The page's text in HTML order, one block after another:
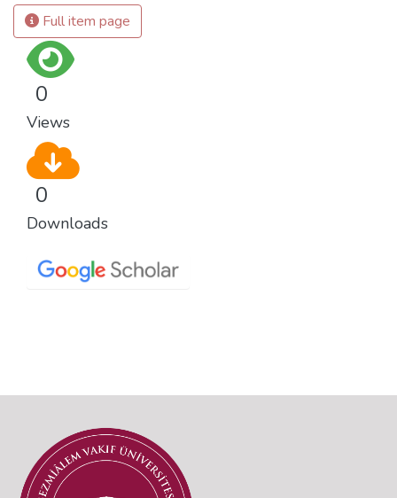
Full item page
0
Views
0
Downloads